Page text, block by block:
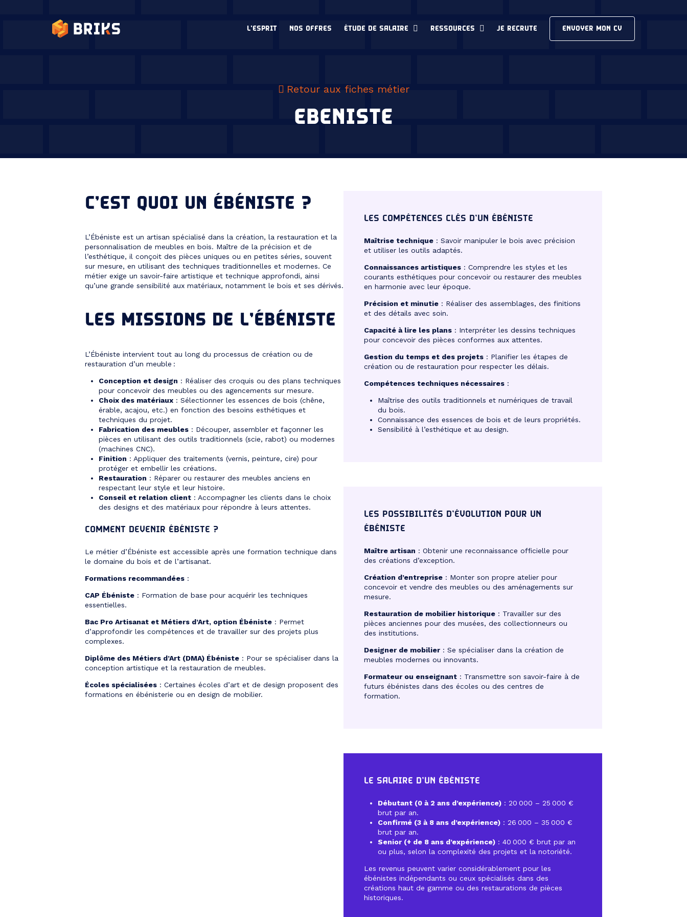
L’ESPRIT NOS OFFRES ÉTUDE DE SALAIRE RESSOURCES JE RECRUTE ENVOYER MON CV
Retour aux fiches métier
EBENISTE
C’EST QUOI UN ÉBÉNISTE ?
L’Ébéniste est un artisan spécialisé dans la création, la restauration et la
personnalisation de meubles en bois. Maître de la précision et de
l’esthétique, il conçoit des pièces uniques ou en petites séries, souvent
sur mesure, en utilisant des techniques traditionnelles et modernes. Ce
métier exige un savoir-faire artistique et technique approfondi, ainsi
qu’une grande sensibilité aux matériaux, notamment le bois et ses dérivés.
LES MISSIONS DE L’ÉBÉNISTE
L’Ébéniste intervient tout au long du processus de création ou de
restauration d’un meuble :
Conception et design : Réaliser des croquis ou des plans techniques
pour concevoir des meubles ou des agencements sur mesure.
Choix des matériaux : Sélectionner les essences de bois (chêne,
érable, acajou, etc.) en fonction des besoins esthétiques et
techniques du projet.
Fabrication des meubles : Découper, assembler et façonner les
pièces en utilisant des outils traditionnels (scie, rabot) ou modernes
(machines CNC).
Finition : Appliquer des traitements (vernis, peinture, cire) pour
protéger et embellir les créations.
Restauration : Réparer ou restaurer des meubles anciens en
respectant leur style et leur histoire.
Conseil et relation client : Accompagner les clients dans le choix
des designs et des matériaux pour répondre à leurs attentes.
COMMENT DEVENIR ÉBÉNISTE ?
Le métier d’Ébéniste est accessible après une formation technique dans
le domaine du bois et de l’artisanat.
Formations recommandées :
CAP Ébéniste : Formation de base pour acquérir les techniques
essentielles.
Bac Pro Artisanat et Métiers d’Art, option Ébéniste : Permet
d’approfondir les compétences et de travailler sur des projets plus
complexes.
Diplôme des Métiers d’Art (DMA) Ébéniste : Pour se spécialiser dans la
conception artistique et la restauration de meubles.
Écoles spécialisées : Certaines écoles d’art et de design proposent des
formations en ébénisterie ou en design de mobilier.
LES COMPÉTENCES CLÉS D’UN ÉBÉNISTE
Maîtrise technique : Savoir manipuler le bois avec précision
et utiliser les outils adaptés.
Connaissances artistiques : Comprendre les styles et les
courants esthétiques pour concevoir ou restaurer des meubles
en harmonie avec leur époque.
Précision et minutie : Réaliser des assemblages, des finitions
et des détails avec soin.
Capacité à lire les plans : Interpréter les dessins techniques
pour concevoir des pièces conformes aux attentes.
Gestion du temps et des projets : Planifier les étapes de
création ou de restauration pour respecter les délais.
Compétences techniques nécessaires :
Maîtrise des outils traditionnels et numériques de travail
du bois.
Connaissance des essences de bois et de leurs propriétés.
Sensibilité à l’esthétique et au design.
LES POSSIBILITÉS D’ÉVOLUTION POUR UN
ÉBÉNISTE
Maître artisan : Obtenir une reconnaissance officielle pour
des créations d’exception.
Création d’entreprise : Monter son propre atelier pour
concevoir et vendre des meubles ou des aménagements sur
mesure.
Restauration de mobilier historique : Travailler sur des
pièces anciennes pour des musées, des collectionneurs ou
des institutions.
Designer de mobilier : Se spécialiser dans la création de
meubles modernes ou innovants.
Formateur ou enseignant : Transmettre son savoir-faire à de
futurs ébénistes dans des écoles ou des centres de
formation.
LE SALAIRE D’UN ÉBÉNISTE
Débutant (0 à 2 ans d’expérience) : 20 000 – 25 000 €
brut par an.
Confirmé (3 à 8 ans d’expérience) : 26 000 – 35 000 €
brut par an.
Senior (+ de 8 ans d’expérience) : 40 000 € brut par an
ou plus, selon la complexité des projets et la notoriété.
Les revenus peuvent varier considérablement pour les
ébénistes indépendants ou ceux spécialisés dans des
créations haut de gamme ou des restaurations de pièces
historiques.